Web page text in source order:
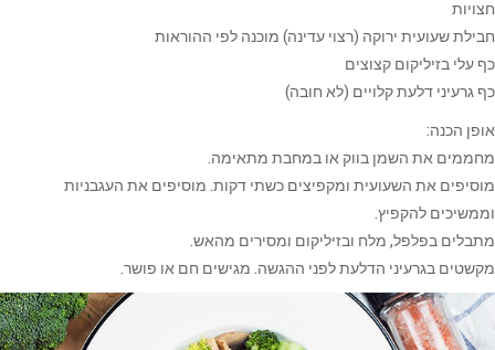
חצויות
חבילת שעועית ירוקה (רצוי עדינה) מוכנה לפי ההוראות
כף עלי בזיליקום קצוצים
כף גרעיני דלעת קלויים (לא חובה)
אופן הכנה:
מחממים את השמן בווק או במחבת מתאימה.
מוסיפים את השעועית ומקפיצים כשתי דקות. מוסיפים את העגבניות
וממשיכים להקפיץ.
מתבלים בפלפל, מלח ובזיליקום ומסירים מהאש.
מקשטים בגרעיני הדלעת לפני ההגשה. מגישים חם או פושר.